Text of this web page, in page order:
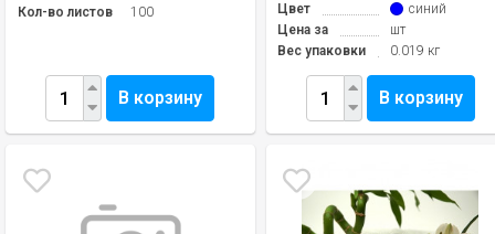
Кол-во листов
100
В корзину
Цвет
синий
Цена за
шт
Вес упаковки
0.019 кг
В корзину